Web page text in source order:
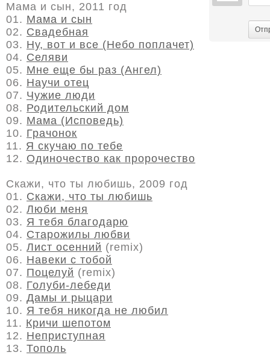
Мама и сын, 2011 год
01. Мама и сын
02. Свадебная
03. Ну, вот и все (Небо поплачет)
04. Селяви
05. Мне еще бы раз (Ангел)
06. Научи отец
07. Чужие люди
08. Родительский дом
09. Мама (Исповедь)
10. Грачонок
11. Я скучаю по тебе
12. Одиночество как пророчество
Скажи, что ты любишь, 2009 год
01. Скажи, что ты любишь
02. Люби меня
03. Я тебя благодарю
04. Старожилы любви
05. Лист осенний (remix)
06. Навеки с тобой
07. Поцелуй (remix)
08. Голуби-лебеди
09. Дамы и рыцари
10. Я тебя никогда не любил
11. Кричи шепотом
12. Неприступная
13. Тополь